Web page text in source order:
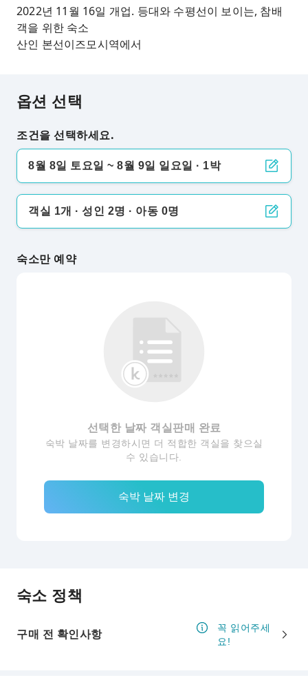
2022년 11월 16일 개업. 등대와 수평선이 보이는, 참배
객을 위한 숙소
산인 본선이즈모시역에서
옵션 선택
조건을 선택하세요.
8월 8일 토요일 ~ 8월 9일 일요일 · 1박
객실 1개 · 성인 2명 · 아동 0명
숙소만 예약
선택한 날짜 객실판매 완료
숙박 날짜를 변경하시면 더 적합한 객실을 찾으실
수 있습니다.
숙박 날짜 변경
숙소 정책
구매 전 확인사항
꼭 읽어주세
요!